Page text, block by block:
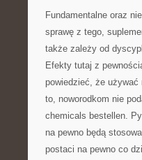
Fundamentalne oraz
sprawę z tego,
także zależy od
Efekty tutaj z
powiedzieć, że
to, noworodkom nie
chemicals bestellen.
na pewno będą
postaci na pewno co